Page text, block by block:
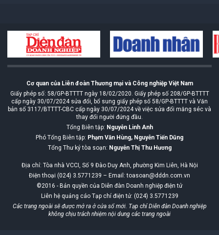
Cơ quan của Liên đoàn Thương mại và Công nghiệp Việt Nam
Giấy phép số: 58/GP-BTTTT ngày 18/02/2020. Giấy phép số 208/GP-BTTTT
cấp ngày 30/07/2024 sửa đổi, bổ sung giấy phép số 58/GP-BTTTT và Văn
bản số 3117/BTTTT-CBC cấp ngày 30/07/2024 về việc sửa đổi măng séc và
thay đổi người đứng đầu.
Tổng Biên tập: Nguyễn Linh Anh
Phó Tổng Biên tập: Phạm Văn Hùng, Nguyễn Tiến Dũng
Tổng Thư ký tòa soạn: Nguyễn Thị Thu Hương
Địa chỉ: Tòa nhà VCCI, Số 9 Đào Duy Anh, phường Kim Liên, Hà Nội
Điện thoại (024) 3.5771239 – Email: toasoan@dddn.com.vn
©2016 - Bản quyền của Diễn đàn Doanh nghiệp điện tử
Liên hệ quảng cáo Tạp chí điện tử: (024) 3.5771239
Các trang ngoài sẽ được mở ra ở cửa sổ mới. Tạp chí Diễn đàn Doanh nghiệp
không chịu trách nhiệm nội dung các trang ngoài